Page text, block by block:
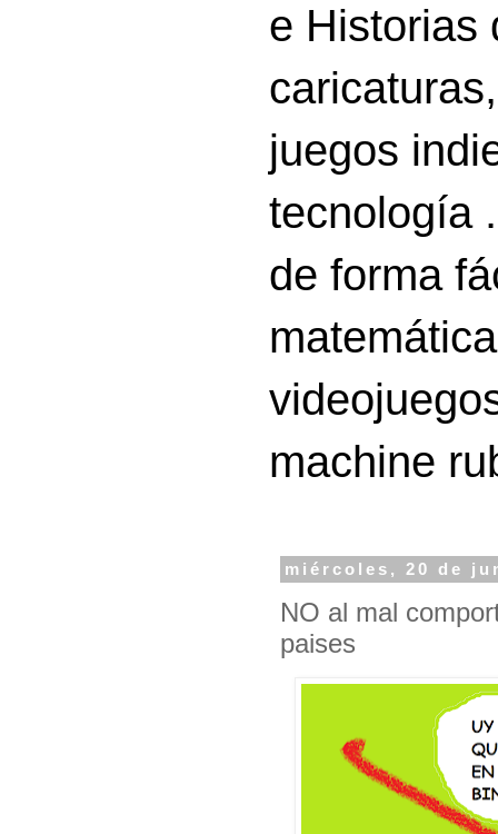
e Historias
juegos
tecnología
de forma
machine
miércoles, 20 de
NO al mal
paises